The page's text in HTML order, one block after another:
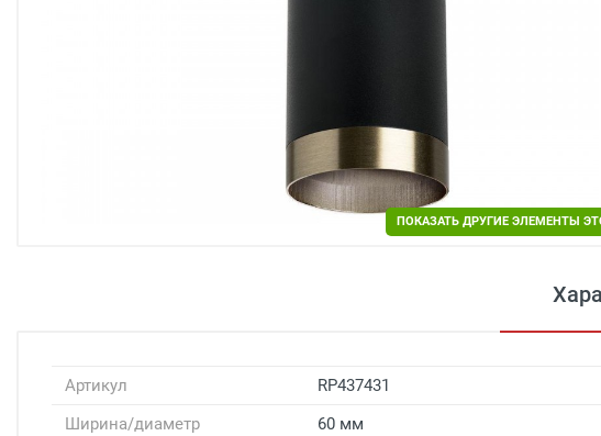
ПОКАЗАТЬ ДРУГИЕ ЭЛЕМЕНТЫ
Артикул
RP437431
Ширина/диаметр
60 мм